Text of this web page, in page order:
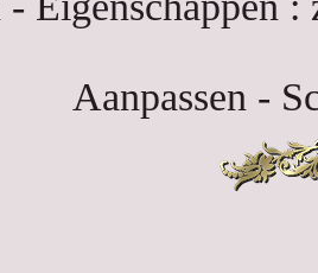
Aanpassen -